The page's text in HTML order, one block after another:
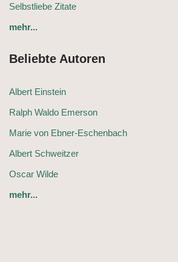
Selbstliebe Zitate
mehr...
Beliebte Autoren
Albert Einstein
Ralph Waldo Emerson
Marie von Ebner-Eschenbach
Albert Schweitzer
Oscar Wilde
mehr...